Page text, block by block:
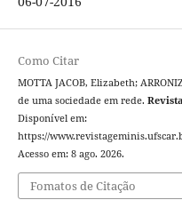
Como Citar
MOTTA JACOB, Elizabeth;
de uma sociedade em rede.
Disponível em:
https://
Acesso em: 8 ago. 2026.
Fomatos de Citação